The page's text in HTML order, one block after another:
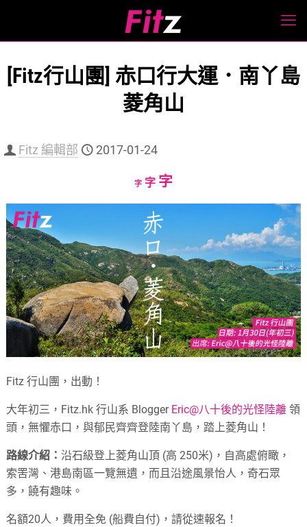
[Fitz行山團] 赤口行大運．南丫島
菱角山
Fitz 編輯部 2017-01-24
字Decrease
size.
字Reset
size.
字Increase
Fitz 行山團，出動！
大年初三，Fitz.hk 行山系 Blogger Eric@八十後的光怪陸離 領
頭，無懼赤口，與郁民齊齊登陸南丫島，踏上菱角山！
路線介紹：沿石級登上菱角山頂 (高 250米)，自高處俯瞰，
索罟灣、港島南區一覽無遺，而且沿途風景怡人，奇石眾
多，饒有趣味。
名額20人，費用全免 (船費自付)，請從速報名！